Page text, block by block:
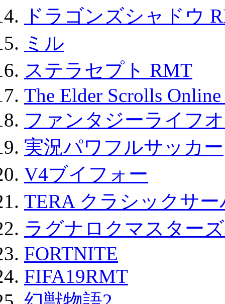
ドラゴンズシャドウ
ミル
ステラセプト RMT
The Elder Scrolls
ファンタジーライフ
実況パワフルサッカー
V4ブイフォー
TERA クラシックサ
ラグナロクマスター
FORTNITE
FIFA19RMT